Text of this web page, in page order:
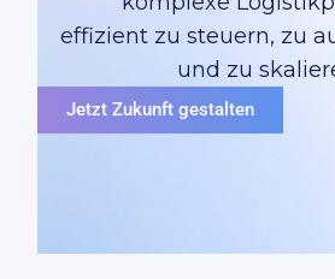
effizient zu steuern, zu
und zu
Jetzt Zukunft gestalten